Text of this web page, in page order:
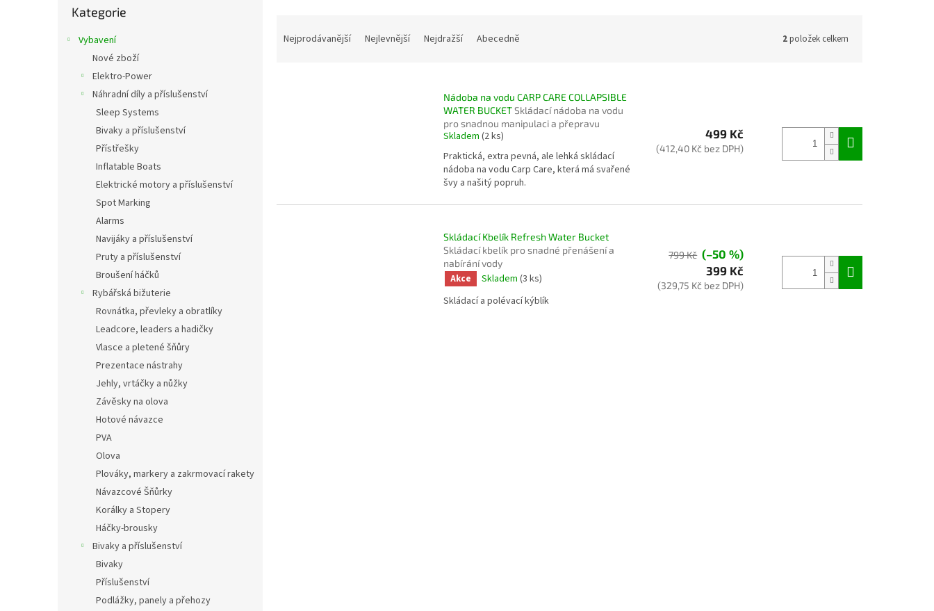
kategorie
Kategorie
Vybavení
Nové zboží
Elektro-Power
Náhradní díly a příslušenství
Sleep Systems
Bivaky a příslušenství
Přístřešky
Inflatable Boats
Elektrické motory a příslušenství
Spot Marking
Alarms
Navijáky a příslušenství
Pruty a příslušenství
Broušení háčků
Rybářská bižuterie
Rovnátka, převleky a obratlíky
Leadcore, leaders a hadičky
Vlasce a pletené šňůry
Prezentace nástrahy
Jehly, vrtáčky a nůžky
Závěsky na olova
Hotové návazce
PVA
Olova
Plováky, markery a zakrmovací rakety
Návazcové Šňůrky
Korálky a Stopery
Háčky-brousky
Bivaky a příslušenství
Bivaky
Příslušenství
Podlážky, panely a přehozy
t
Nejprodávanější Nejlevnější Nejdražší Abecedně 2položek celkem
d
Nádoba na vodu CARP CARE COLLAPSIBLE
WATER BUCKETSkládací nádoba na vodu
pro snadnou manipulaci a přepravu
Skladem (2 ks)
Praktická, extra pevná, ale lehká skládací
nádoba na vodu Carp Care, která má svařené
švy a našitý popruh.
499 Kč
(412,40 Kč bez DPH)
Skládací Kbelík Refresh Water Bucket
Skládací kbelík pro snadné přenášení a
nabírání vody
Akce Skladem (3 ks)
Skládací a polévací kýblík
799 Kč (–50 %)
399 Kč
(329,75 Kč bez DPH)